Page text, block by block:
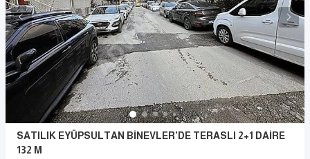
SATILIK EYÜPSULTAN BİNEVLER'DE TERASLI 2+1 DAİRE
132 M